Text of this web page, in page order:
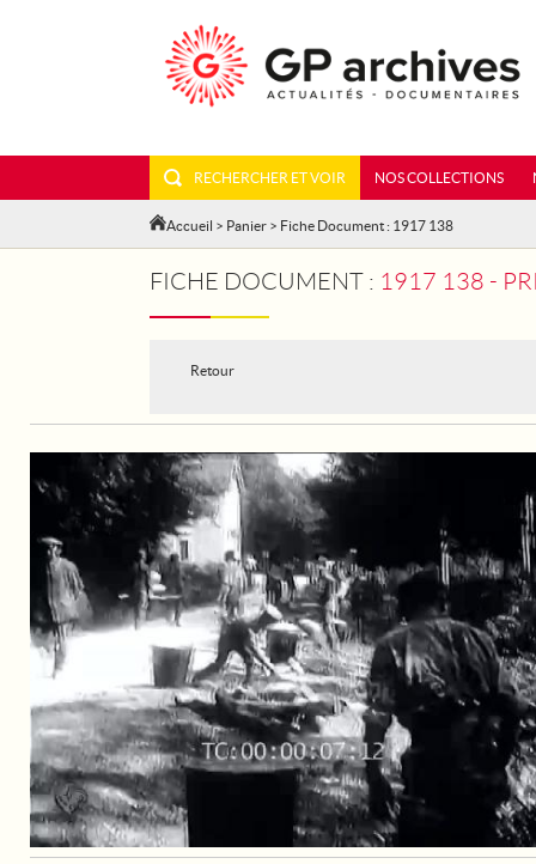
RECHERCHER ET VOIR NOS COLLECTIONS
Accueil > Panier > Fiche Document : 1917 138
FICHE DOCUMENT : 1917 138 -
Retour